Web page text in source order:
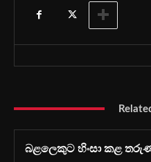
බළලෙකුට හිංසා කළ